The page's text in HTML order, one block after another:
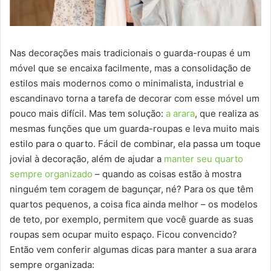
Nas decorações mais tradicionais o guarda-roupas é um
móvel que se encaixa facilmente, mas a consolidação de
estilos mais modernos como o minimalista, industrial e
escandinavo torna a tarefa de decorar com esse móvel um
pouco mais difícil. Mas tem solução: a arara, que realiza as
mesmas funções que um guarda-roupas e leva muito mais
estilo para o quarto. Fácil de combinar, ela passa um toque
jovial à decoração, além de ajudar a manter seu quarto
sempre organizado – quando as coisas estão à mostra
ninguém tem coragem de bagunçar, né? Para os que têm
quartos pequenos, a coisa fica ainda melhor – os modelos
de teto, por exemplo, permitem que você guarde as suas
roupas sem ocupar muito espaço. Ficou convencido?
Então vem conferir algumas dicas para manter a sua arara
sempre organizada: